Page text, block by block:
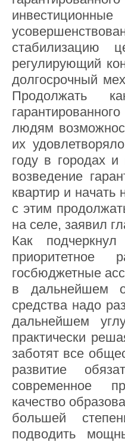
стабилизацию
регулирующий
долгосрочный
Продолжать
людям
их
году в городах и
возведение
квартир и начать
с этим
на селе, заявил
Как
приоритетное
госбюджетные
в дальнейшем
средства надо
дальнейшем
практически
заботят все
развитие
современное
качество
большей
подводить